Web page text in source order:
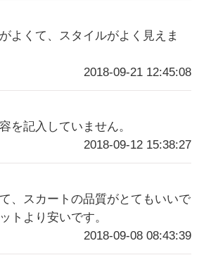
よくて、スタイルがよく見えま
2018-09-21 12:45:08
を記入していません。
2018-09-12 15:38:27
、スカートの品質がとてもいいで
トより安いです。
2018-09-08 08:43:39